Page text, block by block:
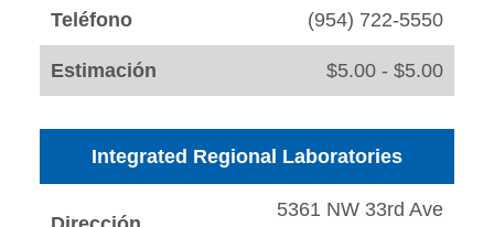
Teléfono (954) 722-5550
Estimación $5.00 - $5.00
Integrated Regional Laboratories
5361 NW 33rd Ave